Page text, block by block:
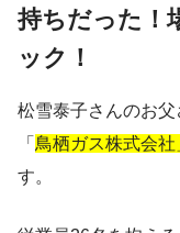
持ちだった！
ック！
松雪泰子さんのお
「 鳥栖ガス株式会
す。